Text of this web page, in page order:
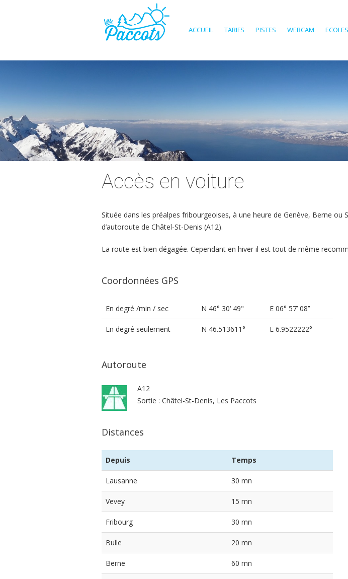
ACCUEIL TARIFS PISTES WEBCAM
Accès en voiture
Située dans les préalpes fribourgeoises, à une heure de Genève, Berne
d’autoroute de Châtel-St-Denis (A12).
La route est bien dégagée. Cependant en hiver il est tout de même
Coordonnées GPS
En degré /min / sec N 46° 30‘ 49" E 06° 57’ 08’’
En degré seulement N 46.513611° E 6.9522222°
Autoroute
A12
Sortie : Châtel-St-Denis, Les Paccots
Distances
Depuis Temps
Lausanne 30 mn
Vevey 15 mn
Fribourg 30 mn
Bulle 20 mn
Berne 60 mn